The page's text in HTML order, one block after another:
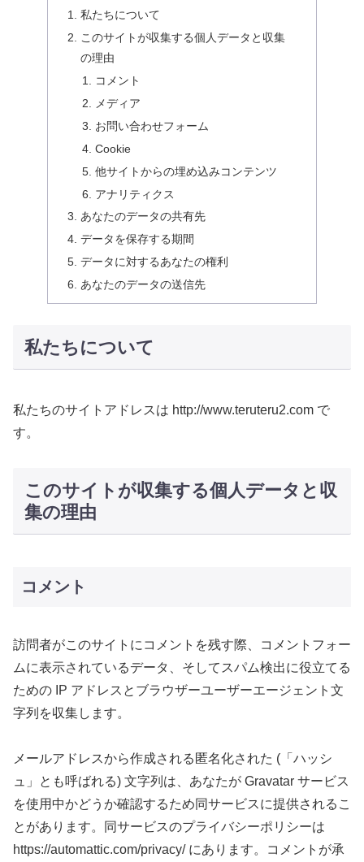
私たちについて
このサイトが収集する個人データと収集
の理由
コメント
メディア
お問い合わせフォーム
Cookie
他サイトからの埋め込みコンテンツ
アナリティクス
あなたのデータの共有先
データを保存する期間
データに対するあなたの権利
あなたのデータの送信先
私たちについて
私たちのサイトアドレスは http://www.teruteru2.com で
す。
このサイトが収集する個人データと収
集の理由
コメント
訪問者がこのサイトにコメントを残す際、コメントフォー
ムに表示されているデータ、そしてスパム検出に役立てる
ための IP アドレスとブラウザーユーザーエージェント文
字列を収集します。
メールアドレスから作成される匿名化された (「ハッシ
ュ」とも呼ばれる) 文字列は、あなたが Gravatar サービス
を使用中かどうか確認するため同サービスに提供されるこ
とがあります。同サービスのプライバシーポリシーは
https://automattic.com/privacy/ にあります。コメントが承